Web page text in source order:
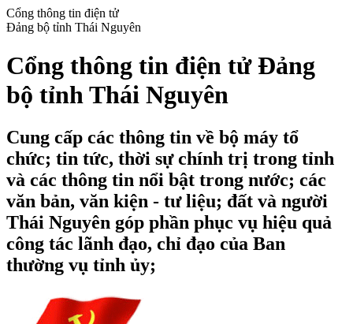
Cổng thông tin điện tử
Đảng bộ tỉnh Thái Nguyên
Cổng thông tin điện tử Đảng
bộ tỉnh Thái Nguyên
Cung cấp các thông tin về bộ máy tổ
chức; tin tức, thời sự chính trị trong tỉnh
và các thông tin nổi bật trong nước; các
văn bản, văn kiện - tư liệu; đất và người
Thái Nguyên góp phần phục vụ hiệu quả
công tác lãnh đạo, chỉ đạo của Ban
thường vụ tỉnh ủy;